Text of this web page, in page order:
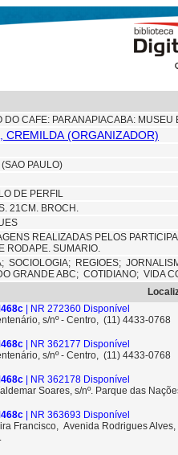
DO CAFE: PARANAPIACABA: MUSEU
CREMILDA (ORGANIZADOR)
PAULO)
DE PERFIL
21CM. BROCH.
REALIZADAS PELOS
RODAPE. SUMARIO.
SOCIOLOGIA; REGIOES;
GRANDE ABC; COTIDIANO; VIDA
| NR 272360 Disponível
s/nº - Centro, (11) 4433-0768
| NR 362177 Disponível
s/nº - Centro, (11) 4433-0768
| NR 362178 Disponível
Soares, s/nº. Parque das
| NR 363693 Disponível
Francisco, Avenida Rodrigues